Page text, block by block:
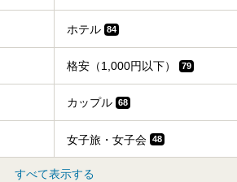
ホテル 84
格安（1,000円以下） 79
カップル 68
女子旅・女子会 48
すべて表示する